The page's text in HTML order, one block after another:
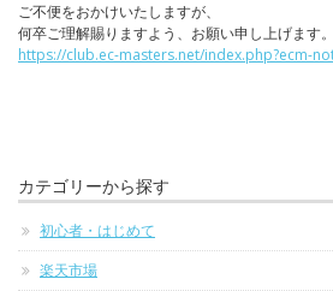
ご不便をおかけいたしますが、
何卒ご理解賜りますよう、お願い申し上げます。
https://club.ec-masters.net/index.php?ecm-
カテゴリーから探す
初心者・はじめて
楽天市場